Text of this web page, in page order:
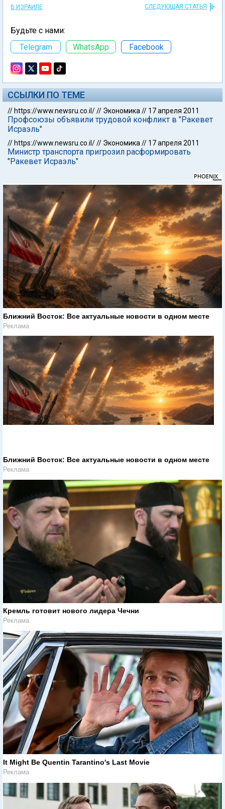
В ИЗРАИЛЕ СЛЕДУЮЩАЯ СТАТЬЯ
Будьте с нами:
Telegram
WhatsApp Facebook
ССЫЛКИ ПО ТЕМЕ
// https://www.newsru.co.il/// Экономика // 17 апреля 2011
Профсоюзы объявили трудовой конфликт в "Ракевет
Исраэль"
// https://www.newsru.co.il/// Экономика // 17 апреля 2011
Министр транспорта пригрозил расформировать
"Ракевет Исраэль"
Ближний Восток: Все актуальные новости в одном месте
Реклама
Ближний Восток: Все актуальные новости в одном месте
Реклама
Кремль готовит нового лидера Чечни
Реклама
It Might Be Quentin Tarantino's Last Movie
Реклама